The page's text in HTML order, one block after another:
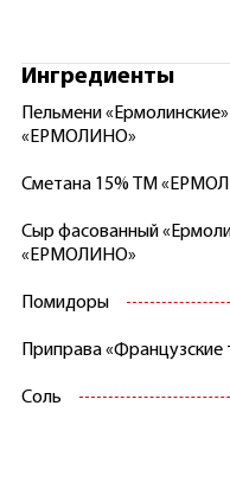
Ингредиенты
Пельмени
«ЕРМОЛИНО»
Сметана 15% ТМ
Сыр фасованный
«ЕРМОЛИНО»
Помидоры
Приправа «Французские
Соль